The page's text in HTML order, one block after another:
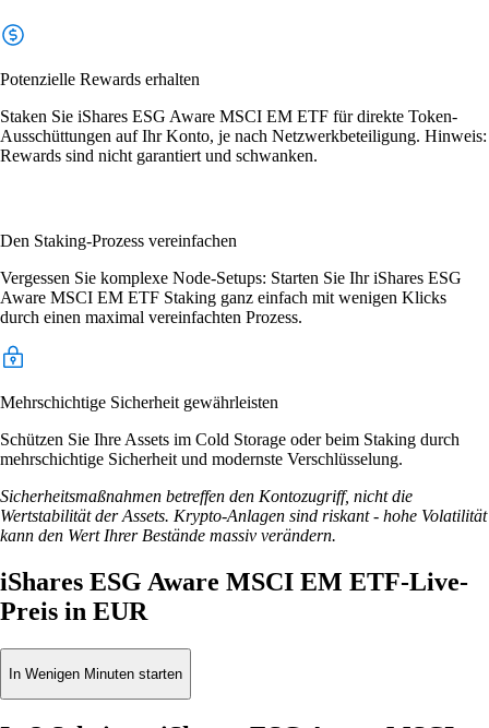
Potenzielle Rewards erhalten
Staken Sie iShares ESG Aware MSCI EM ETF für direkte Token-
Ausschüttungen auf Ihr Konto, je nach Netzwerkbeteiligung. Hinweis:
Rewards sind nicht garantiert und schwanken.
Den Staking-Prozess vereinfachen
Vergessen Sie komplexe Node-Setups: Starten Sie Ihr iShares ESG
Aware MSCI EM ETF Staking ganz einfach mit wenigen Klicks
durch einen maximal vereinfachten Prozess.
Mehrschichtige Sicherheit gewährleisten
Schützen Sie Ihre Assets im Cold Storage oder beim Staking durch
mehrschichtige Sicherheit und modernste Verschlüsselung.
Sicherheitsmaßnahmen betreffen den Kontozugriff, nicht die
Wertstabilität der Assets. Krypto-Anlagen sind riskant - hohe Volatilität
kann den Wert Ihrer Bestände massiv verändern.
iShares ESG Aware MSCI EM ETF-Live-
Preis in EUR
In Wenigen Minuten starten